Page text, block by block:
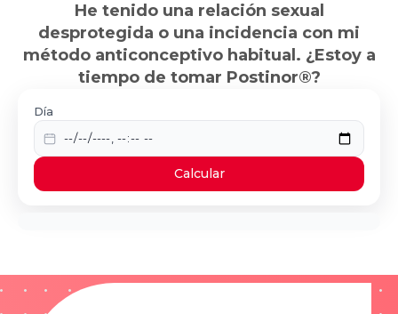
He tenido una relación sexual
desprotegida o una incidencia con mi
método anticonceptivo habitual. ¿Estoy a
tiempo de tomar Postinor®?
Día
Calcular